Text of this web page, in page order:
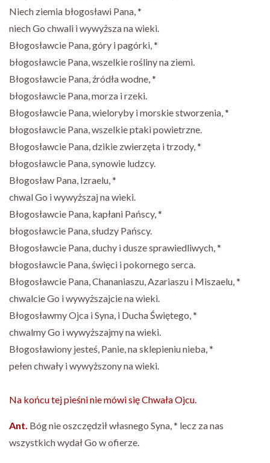
Niech ziemia błogosławi Pana, *
niech Go chwali i wywyższa na wieki.
Błogosławcie Pana, góry i pagórki, *
błogosławcie Pana, wszelkie rośliny na ziemi.
Błogosławcie Pana, źródła wodne, *
błogosławcie Pana, morza i rzeki.
Błogosławcie Pana, wieloryby i morskie stworzenia, *
błogosławcie Pana, wszelkie ptaki powietrzne.
Błogosławcie Pana, dzikie zwierzęta i trzody, *
błogosławcie Pana, synowie ludzcy.
Błogosław Pana, Izraelu, *
chwal Go i wywyższaj na wieki.
Błogosławcie Pana, kapłani Pańscy, *
błogosławcie Pana, słudzy Pańscy.
Błogosławcie Pana, duchy i dusze sprawiedliwych, *
błogosławcie Pana, święci i pokornego serca.
Błogosławcie Pana, Chananiaszu, Azariaszu i Miszaelu, *
chwalcie Go i wywyższajcie na wieki.
Błogosławmy Ojca i Syna, i Ducha Świętego, *
chwalmy Go i wywyższajmy na wieki.
Błogosławiony jesteś, Panie, na sklepieniu nieba, *
pełen chwały i wywyższony na wieki.
Na końcu tej pieśni nie mówi się Chwała Ojcu.
Ant. Bóg nie oszczędził własnego Syna, * lecz za nas
wszystkich wydał Go w ofierze.